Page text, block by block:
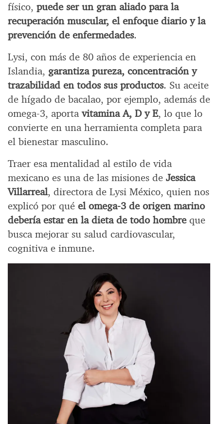
físico, puede ser un gran aliado para la
recuperación muscular, el enfoque diario y la
prevención de enfermedades.
Lysi, con más de 80 años de experiencia en
Islandia, garantiza pureza, concentración y
trazabilidad en todos sus productos. Su aceite
de hígado de bacalao, por ejemplo, además de
omega-3, aporta vitamina A, D y E, lo que lo
convierte en una herramienta completa para
el bienestar masculino.
Traer esa mentalidad al estilo de vida
mexicano es una de las misiones de Jessica
Villarreal, directora de Lysi México, quien nos
explicó por qué el omega-3 de origen marino
debería estar en la dieta de todo hombre que
busca mejorar su salud cardiovascular,
cognitiva e inmune.